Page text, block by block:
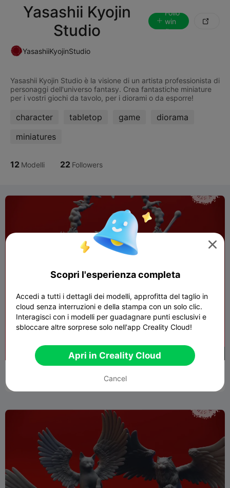
Yasashii Kyojin
Studio
Follo
win
g

YasashiiKyojinStudio
Yasashii Kyojin Studio è la visione di un artista professionista di
personaggi dell'universo fantasy. Crea fantastiche miniature
character tabletop game
diorama
miniatures
12 Modelli 22 Followers

Scopri l'esperienza completa
Accedi a tutti i dettagli dei modelli, approfitta del taglio in
cloud senza interruzioni e della stampa con un solo clic.
Interagisci con i modelli per guadagnare punti esclusivi e
sbloccare altre sorprese solo nell'app Creality Cloud!
Apri in Creality Cloud
Cancel